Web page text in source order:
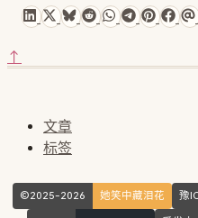
↑
文章
标签
©2025-2026 她笑中藏泪花 豫